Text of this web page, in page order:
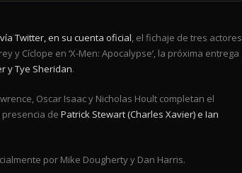
vía Twitter, en su cuenta oficial, el fichaje de tres actores
y Cíclope en ‘X-Men: Apocalypse’, la próxima entrega
y Tye Sheridan.
Oscar Isaac y Nicholas Hoult completan el
de Patrick Stewart (Charles Xavier) e Ian
por Mike Dougherty y Dan Harris.